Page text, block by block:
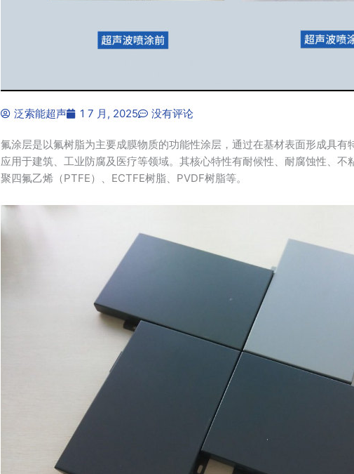
泛索能超声 1 7 月, 2025 没有评论
氟涂层是以氟树脂为主要成膜物质的功能性涂层‌，通过在基材表面形成具有
应用于建筑、工业防腐及医疗等领域。其核心特性有耐候性、耐腐蚀性、不
聚四氟乙烯（PTFE）、ECTFE树脂、‌PVDF树脂等。